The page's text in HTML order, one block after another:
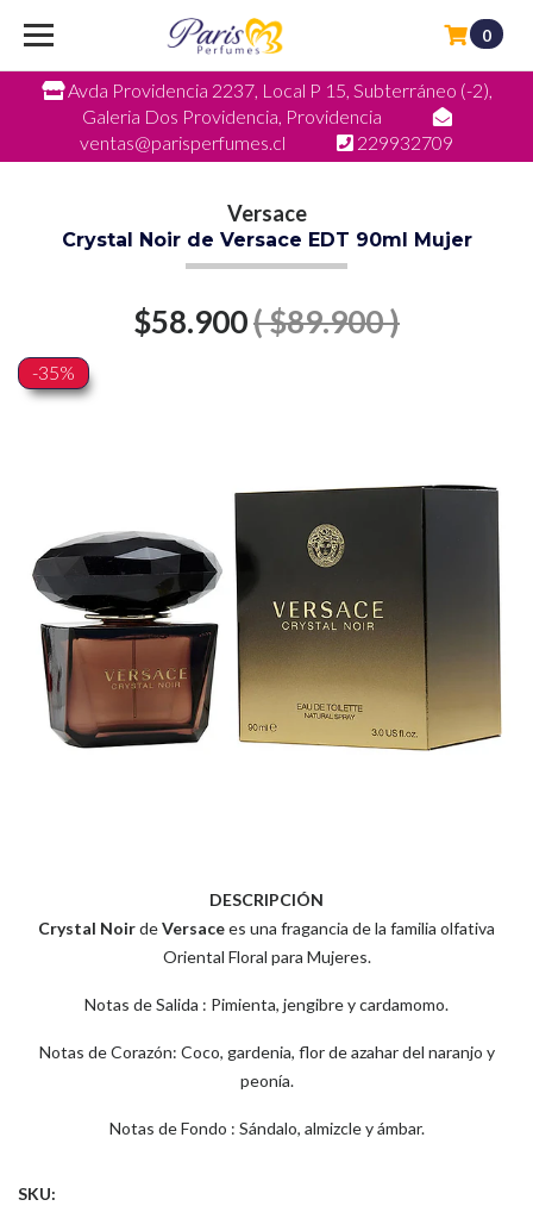
Avda Providencia 2237, Local P 15, Subterráneo (-2),
Galeria Dos Providencia, Providencia
ventas@parisperfumes.cl
229932709
0
Versace
Crystal Noir de Versace EDT 90ml Mujer
$58.900( $89.900 )
-35%
DESCRIPCIÓN
Crystal NoirdeVersacees una fragancia de la familia olfativa
Oriental Floral para Mujeres.
Notas de Salida : Pimienta, jengibre y cardamomo.
Notas de Corazón: Coco, gardenia, flor de azahar del naranjo y
peonía.
Notas de Fondo : Sándalo, almizcle y ámbar.
SKU: